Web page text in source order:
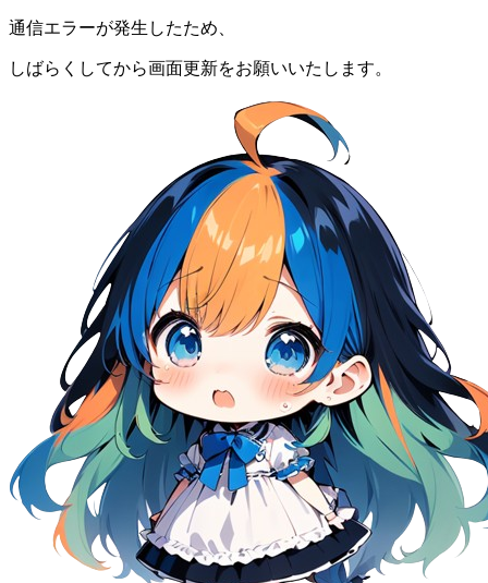
通信エラーが発生したため、
しばらくしてから画面更新をお願いいたします。